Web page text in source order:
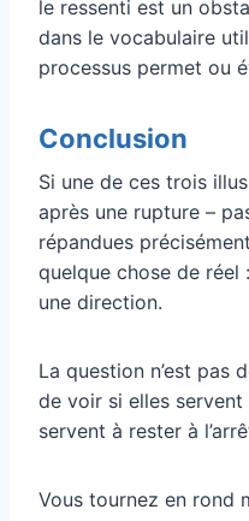
le ressenti est un
dans le vocabulaire
processus permet ou
Conclusion
Si une de ces trois
après une rupture –
répandues
quelque chose de réel
une direction.
La question n’est pas
de voir si elles
servent à rester à
Vous tournez en rond